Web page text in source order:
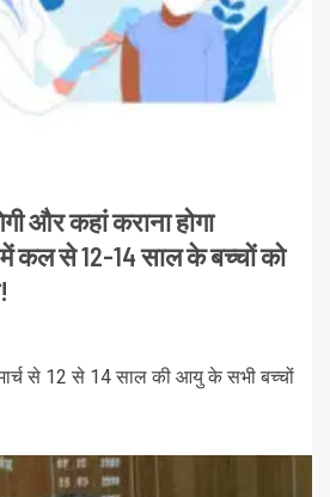
और कहां कराना होगा
कल से 12-14 साल के बच्चों को
से 12 से 14 साल की आयु के सभी बच्चों